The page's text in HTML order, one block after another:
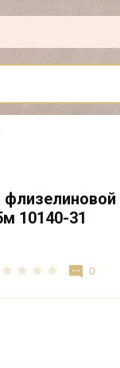
10140-31
0